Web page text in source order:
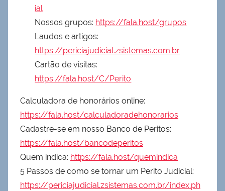
ial
Nossos grupos: https://fala.host/grupos
Laudos e artigos:
https://periciajudicial.zsistemas.com.br
Cartão de visitas:
https://fala.host/C/Perito
Calculadora de honorários online:
https://fala.host/calculadoradehonorarios
Cadastre-se em nosso Banco de Peritos:
https://fala.host/bancodeperitos
Quem indica: https://fala.host/quemindica
5 Passos de como se tornar um Perito Judicial:
https://periciajudicial.zsistemas.com.br/index.ph